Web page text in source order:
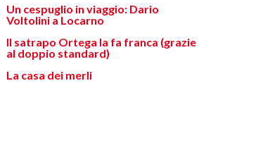
Un cespuglio in viaggio: Dario
Voltolini a Locarno
Il satrapo Ortega la fa franca (grazie
al doppio standard)
La casa dei merli